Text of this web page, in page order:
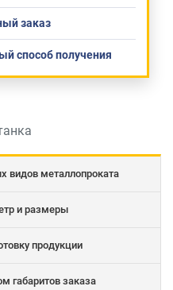
заказ
способ получения
видов металлопроката
и размеры
продукции
габаритов заказа